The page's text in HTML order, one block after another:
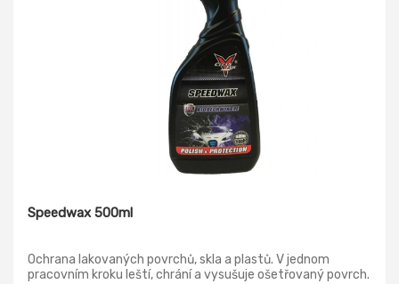
Speedwax 500ml
Ochrana lakovaných povrchů, skla a plastů. V jednom
pracovním kroku leští, chrání a vysušuje ošetřovaný povrch.